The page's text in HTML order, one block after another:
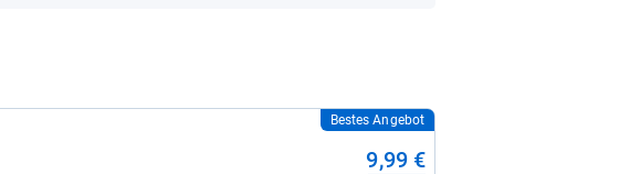
Bestes Angebot
9,99 €